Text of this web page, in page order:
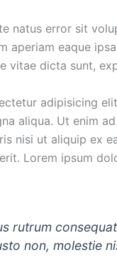
natus error sit
aperiam eaque
vitae dicta sunt,
adipisicing
aliqua. Ut enim
nisi ut aliquip ex
Lorem ipsum
rutrum
non, molestie